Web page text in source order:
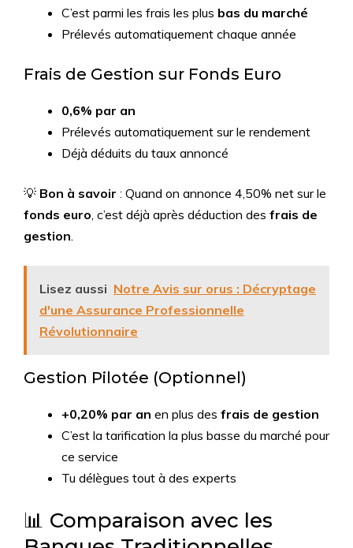
C’est parmi les frais les plus bas du marché
Prélevés automatiquement chaque année
Frais de Gestion sur Fonds Euro
0,6% par an
Prélevés automatiquement sur le rendement
Déjà déduits du taux annoncé
💡 Bon à savoir : Quand on annonce 4,50% net sur le
fonds euro , c’est déjà après déduction des frais de
gestion
Lisez aussi Notre Avis sur orus : Décryptage
d'une Assurance Professionnelle
Révolutionnaire
Gestion Pilotée (Optionnel)
+0,20% par an en plus des frais de gestion
C’est la tarification la plus basse du marché pour
ce service
Tu délègues tout à des experts
📊 Comparaison avec les